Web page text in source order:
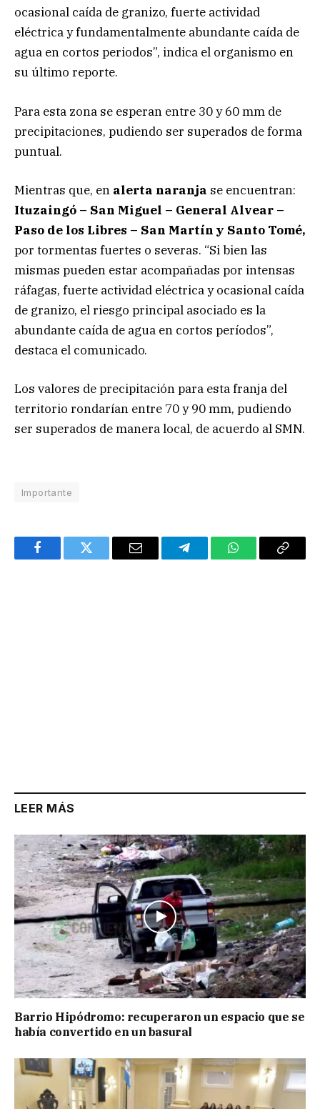
ocasional caída de granizo, fuerte actividad
eléctrica y fundamentalmente abundante caída de
agua en cortos periodos”, indica el organismo en
su último reporte.
Para esta zona se esperan entre 30 y 60 mm de
precipitaciones, pudiendo ser superados de forma
puntual.
Mientras que, en alerta naranja se encuentran:
Ituzaingó – San Miguel – General Alvear –
Paso de los Libres – San Martín y Santo Tomé,
por tormentas fuertes o severas. “Si bien las
mismas pueden estar acompañadas por intensas
ráfagas, fuerte actividad eléctrica y ocasional caída
de granizo, el riesgo principal asociado es la
abundante caída de agua en cortos períodos”,
destaca el comunicado.
Los valores de precipitación para esta franja del
territorio rondarían entre 70 y 90 mm, pudiendo
ser superados de manera local, de acuerdo al SMN.
Importante
FacebookTwitter Email TelegramWhatsAppCopy
LEER MÁS
Barrio Hipódromo: recuperaron un espacio que se
había convertido en un basural